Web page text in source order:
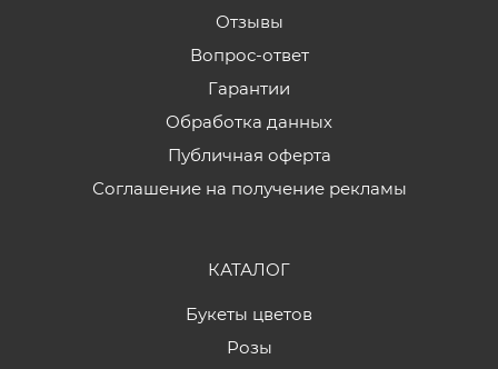
Отзывы
Вопрос-ответ
Гарантии
Обработка данных
Публичная оферта
Соглашение на получение рекламы
КАТАЛОГ
Букеты цветов
Розы